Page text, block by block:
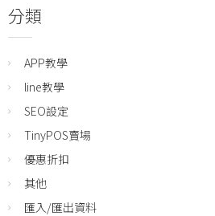
分類
APP教學
line教學
SEO設定
TinyPOS賣場
優惠折扣
其他
匯入/匯出資料